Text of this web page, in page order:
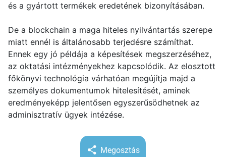
és a gyártott termékek eredetének bizonyításában.
De a blockchain a maga hiteles nyilvántartás szerepe
miatt ennél is általánosabb terjedésre számíthat.
Ennek egy jó példája a képesítések megszerzéséhez,
az oktatási intézményekhez kapcsolódik. Az elosztott
főkönyvi technológia várhatóan megújítja majd a
személyes dokumentumok hitelesítését, aminek
eredményeképp jelentősen egyszerűsödhetnek az
adminisztratív ügyek intézése.
Megosztás